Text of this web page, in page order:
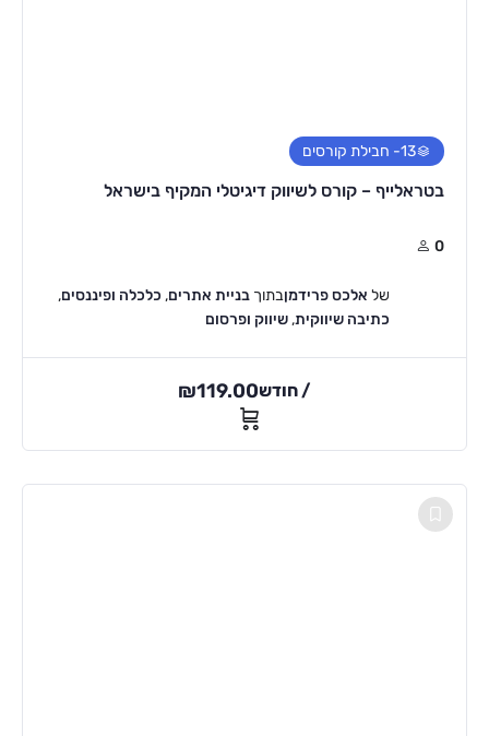
13- חבילת קורסים
בטראלייף – קורס לשיווק דיגיטלי המקיף בישראל
0
של אלכס פרידמןבתוך בניית אתרים, כלכלה ופיננסים,
כתיבה שיווקית, שיווק ופרסום
₪119.00/ חודש